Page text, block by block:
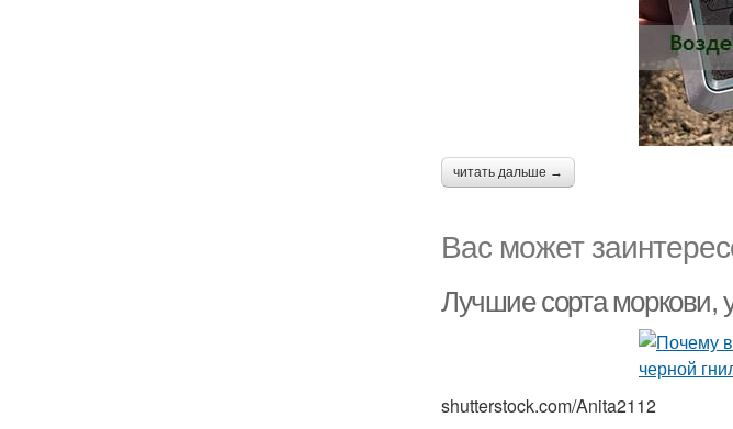
читать дальше →
Вас может
Лучшие сорта моркови,
shutterstock.com/Anita2112